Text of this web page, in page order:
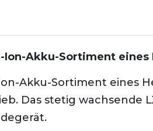
Ion-Akku-Sortiment eines
Akku-Sortiment eines
Das stetig wachsende